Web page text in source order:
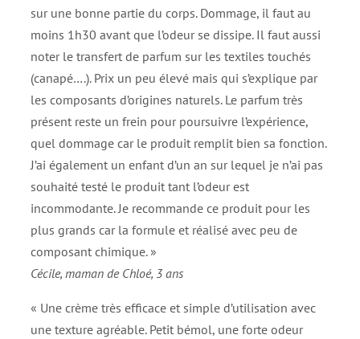
sur une bonne partie du corps. Dommage, il faut au
moins 1h30 avant que l’odeur se dissipe. Il faut aussi
noter le transfert de parfum sur les textiles touchés
(canapé….). Prix un peu élevé mais qui s’explique par
les composants d’origines naturels. Le parfum très
présent reste un frein pour poursuivre l’expérience,
quel dommage car le produit remplit bien sa fonction.
J’ai également un enfant d’un an sur lequel je n’ai pas
souhaité testé le produit tant l’odeur est
incommodante. Je recommande ce produit pour les
plus grands car la formule et réalisé avec peu de
composant chimique. »
Cécile, maman de Chloé, 3 ans
« Une crème très efficace et simple d’utilisation avec
une texture agréable. Petit bémol, une forte odeur